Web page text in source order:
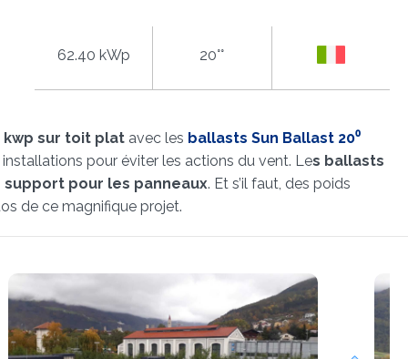
62.40 kWp 20°°
sur toit plat avec les ballasts Sun Ballast 20⁰
pour éviter les actions du vent. Les ballasts
support pour les panneaux. Et s’il faut, des poids
de ce magnifique projet.